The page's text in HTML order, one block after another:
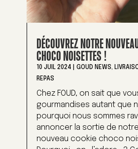
DÉCOUVREZ NOTRE
CHOCO NOISETTES !
10 JUIL 2024 GOUD NEWS,
REPAS
Chez FOUD, on sait que
gourmandises autant que
pourquoi nous sommes
annoncer la sortie de
nouveau cookie choco